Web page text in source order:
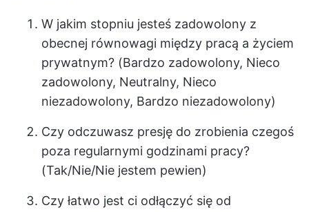
W jakim stopniu jesteś zadowolony z
obecnej równowagi między pracą a życiem
prywatnym? (Bardzo zadowolony, Nieco
zadowolony, Neutralny, Nieco
niezadowolony, Bardzo niezadowolony)
Czy odczuwasz presję do zrobienia czegoś
poza regularnymi godzinami pracy?
(Tak/Nie/Nie jestem pewien)
Czy łatwo jest ci odłączyć się od